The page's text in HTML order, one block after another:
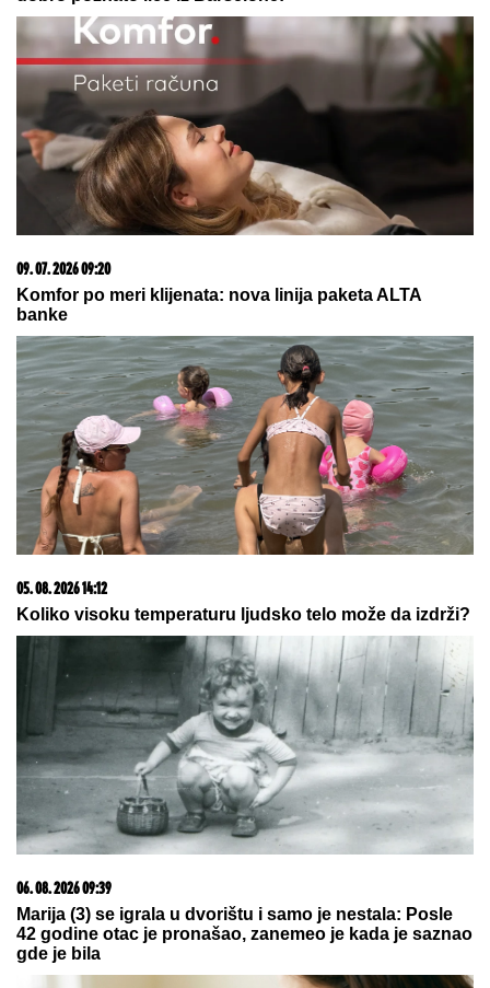
06. 08. 2026 07:08
Evo u kojim banjama važi vaučer od 10.000 dinara -
kompletan spisak destinacija u Srbiji
03. 08. 2026 13:23
Hibrid broj 1 koji osvaja Evropu, sada po specijalnoj
akcijskoj ceni od 19.990€ do 31.8.
PONOĆNA BOMBA IZ PREMIJER LIGE! Liverpul doveo
dobro poznato lice iz Barselone!